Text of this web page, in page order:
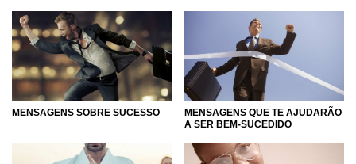
MENSAGENS SOBRE SUCESSO
MENSAGENS QUE TE AJUDARÃO
A SER BEM-SUCEDIDO